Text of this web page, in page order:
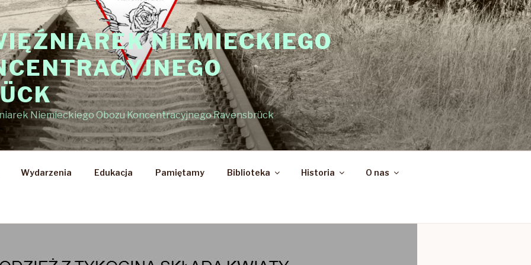
NIEMIECKIEGO
Niemieckiego Obozu Koncentracyjnego Ravensbrück
Wydarzenia Edukacja Pamiętamy Biblioteka Historia O nas